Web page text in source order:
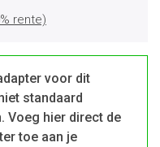
rente)
voor dit
standaard
Voeg hier direct de
toe aan je